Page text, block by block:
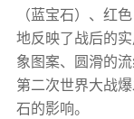
（蓝宝石）、红
地反映了战后的
象图案、圆滑的
第二次世界大战
石的影响。